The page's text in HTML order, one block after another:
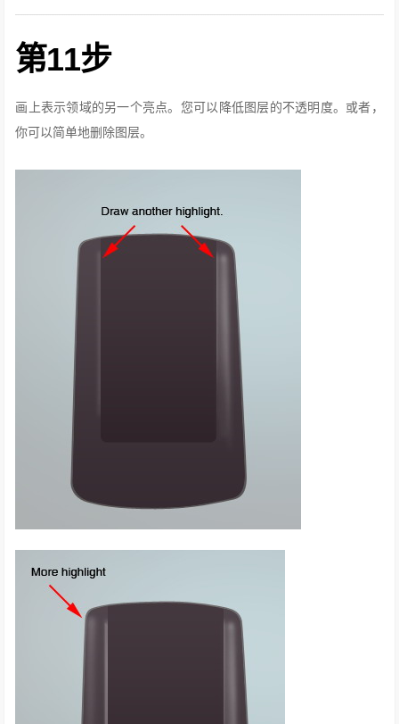
第11步
画上表示领域的另一个亮点。 您可以降低图层的不透明度。 或者，
你可以简单地删除图层。